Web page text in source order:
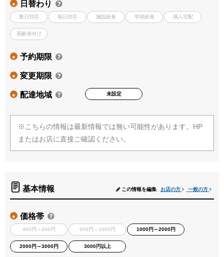
● 日替わり
数日対応 毎日対応 施設給食 学校給食 個人宅配
高齢者向け
● 予約期限
● 変更期限
● 配達地域 未設定
※こちらの情報は最新情報では無い可能性があります。HP
またはお店に直接ご確認ください。
基本情報 この情報を編集 お店の方 一般の方
● 価格帯
400円～600円 600円～1000円 1000円～2000円
2000円～3000円 3000円以上